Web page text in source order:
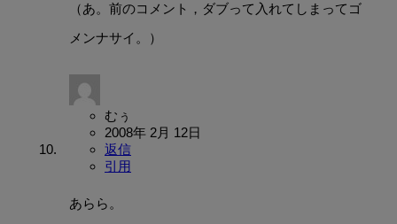
（あ。前のコメント，ダブって入れてしまってゴ
メンナサイ。）
むぅ
2008年 2月 12日
返信
引用
あらら。